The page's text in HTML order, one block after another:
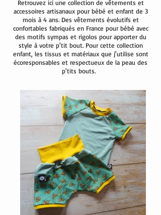
Retrouvez ici une collection de vêtements et
accessoires artisanaux pour bébé et enfant de 3
mois à 4 ans. Des vêtements évolutifs et
confortables fabriqués en France pour bébé avec
des motifs sympas et rigolos pour apporter du
style à votre p'tit bout. Pour cette collection
enfant, les tissus et matériaux que j'utilise sont
écoresponsables et respectueux de la peau des
p'tits bouts.